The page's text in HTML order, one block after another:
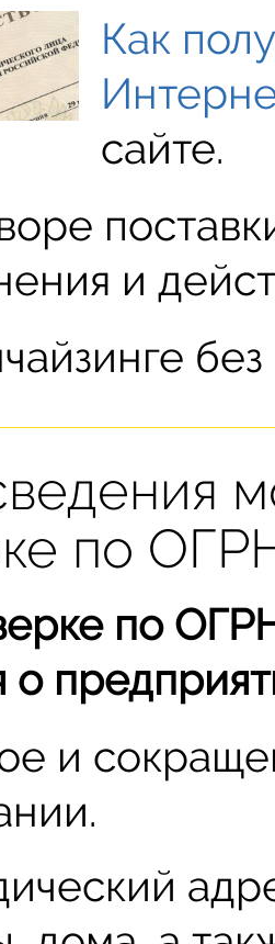
Как
сайте.
и
по
по
о
и